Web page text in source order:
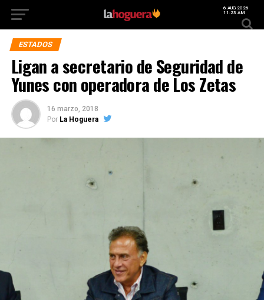
6 AUG 2026
11:23 AM
ESTADOS
Ligan a secretario de Seguridad de
Yunes con operadora de Los Zetas
16 marzo, 2018
Por La Hoguera